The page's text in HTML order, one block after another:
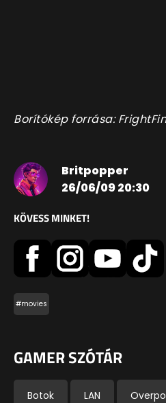
Borítókép forrása:
Britpopper
26/06/09 20:30
KÖVESS MINKET!
#movies
GAMER SZÓTÁR
Botok LAN